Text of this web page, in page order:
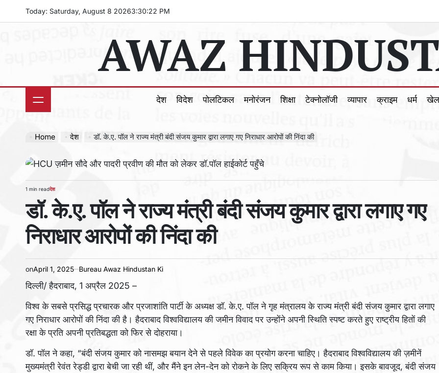
Today: Saturday, August 8 20263:30:24 PM
AWAZ
देश विदेश पोलटिकल मनोरंजन शिक्षा टेक्नोलॉजी व्यापार क्राइम धर्म खेल
Home देश डॉ. के.ए. पॉल ने राज्य मंत्री बंदी संजय कुमार द्वारा लगाए गए निराधार आरोपों की निंदा की
Estimated
time
1 min readPOSTED
IN
देश
डॉ. के.ए. पॉल ने राज्य मंत्री बंदी संजय कुमार द्वारा लगाए गए
निराधार आरोपों की निंदा की
onApril 1, 2025 Bureau Awaz Hindustan Ki
दिल्ली/ हैदराबाद, 1 अप्रैल 2025 –
विश्व के सबसे प्रसिद्ध प्रचारक और प्रजाशांति पार्टी के अध्यक्ष डॉ. के.ए. पॉल ने गृह मंत्रालय के राज्य मंत्री बंदी संजय कुमार द्वारा लगाए
गए निराधार आरोपों की निंदा की है। हैदराबाद विश्वविद्यालय की जमीन विवाद पर उन्होंने अपनी स्थिति स्पष्ट करते हुए राष्ट्रीय हितों की
रक्षा के प्रति अपनी प्रतिबद्धता को फिर से दोहराया।
डॉ. पॉल ने कहा, “बंदी संजय कुमार को नासमझ बयान देने से पहले विवेक का प्रयोग करना चाहिए। हैदराबाद विश्वविद्यालय की ज़मीनें
मुख्यमंत्री रेवंत रेड्डी द्वारा बेची जा रही थीं, और मैंने इन लेन-देन को रोकने के लिए सक्रिय रूप से काम किया। इसके बावजूद, बंदी संजय